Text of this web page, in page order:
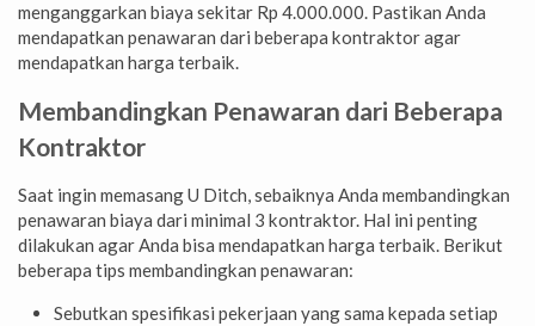
menganggarkan biaya sekitar Rp 4.000.000. Pastikan Anda
mendapatkan penawaran dari beberapa kontraktor agar
mendapatkan harga terbaik.
Membandingkan Penawaran dari Beberapa
Kontraktor
Saat ingin memasang U Ditch, sebaiknya Anda membandingkan
penawaran biaya dari minimal 3 kontraktor. Hal ini penting
dilakukan agar Anda bisa mendapatkan harga terbaik. Berikut
beberapa tips membandingkan penawaran:
Sebutkan spesifikasi pekerjaan yang sama kepada setiap